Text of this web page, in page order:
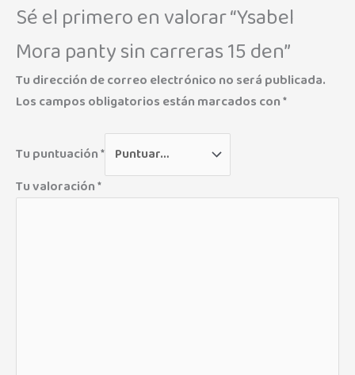
Sé el primero en valorar “Ysabel
Mora panty sin carreras 15 den”
Tu dirección de correo electrónico no será publicada.
Los campos obligatorios están marcados con*
Tu puntuación*
Tu valoración*